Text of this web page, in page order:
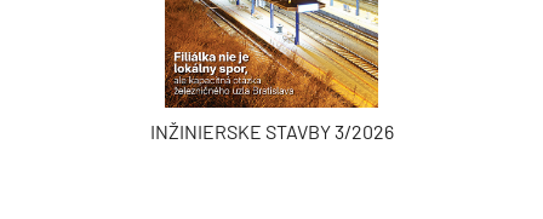
INŽINIERSKE STAVBY 3/2026